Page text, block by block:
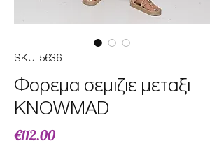
SKU: 5636
Φορεμα σεμιζιε μεταξι
KNOWMAD
€112.00Price